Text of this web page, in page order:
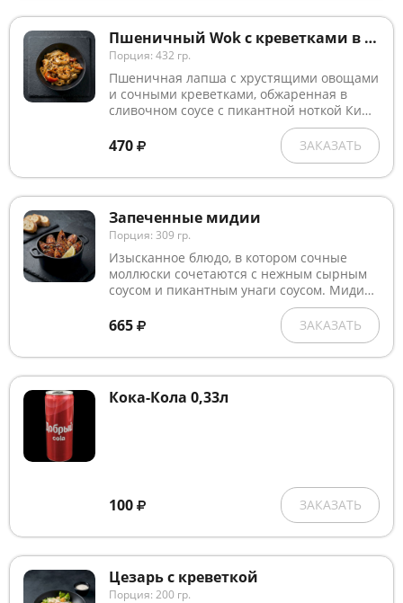
Пшеничный Wok с креветками в сливочно-остром соусе
Порция: 432 гр.
Пшеничная лапша с хрустящими овощами
и сочными креветками, обжаренная в
сливочном соусе с пикантной ноткой Ким
Чи, приправленная чесночным маслом и
посыпанная кунжутом.
470 ЗАКАЗАТЬ
Запеченные мидии
Порция: 309 гр.
Изысканное блюдо, в котором сочные
моллюски сочетаются с нежным сырным
соусом и пикантным унаги соусом. Мидии
сверху посыпаны белым и чёрным
кунжутом, что добавляет хрустящую
текстуру и приятный ореховый аромат.
Подаются с долькой лимона для свежести
665 ЗАКАЗАТЬ
Кока-Кола 0,33л
100 ЗАКАЗАТЬ
Цезарь с креветкой
Порция: 200 гр.